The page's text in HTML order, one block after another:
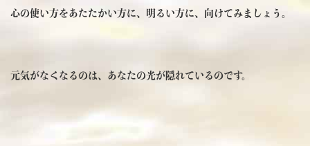
心の使い方をあたたかい方に、明るい方に、向けてみましょう。
元気がなくなるのは、あなたの光が隠れているのです。